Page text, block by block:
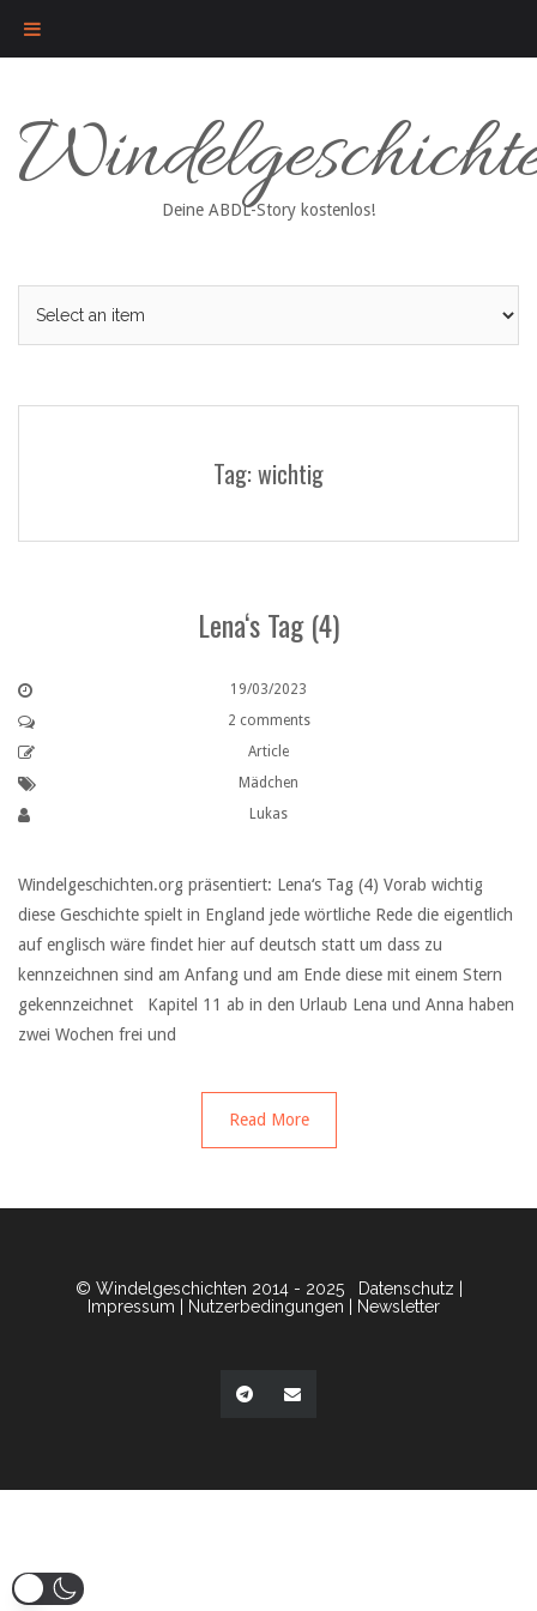
content
Deine ABDL-Story kostenlos!
Tag: wichtig
Lena‘s Tag (4)
19/03/2023
2 comments
Article
Mädchen
Lukas
Windelgeschichten.org präsentiert: Lena‘s Tag (4) Vorab wichtig
diese Geschichte spielt in England jede wörtliche Rede die eigentlich
auf englisch wäre findet hier auf deutsch statt um dass zu
kennzeichnen sind am Anfang und am Ende diese mit einem Stern
gekennzeichnet Kapitel 11 ab in den Urlaub Lena und Anna haben
zwei Wochen frei und
Read More
© Windelgeschichten 2014 - 2025 Datenschutz
Impressum
Nutzerbedingungen Newsletter